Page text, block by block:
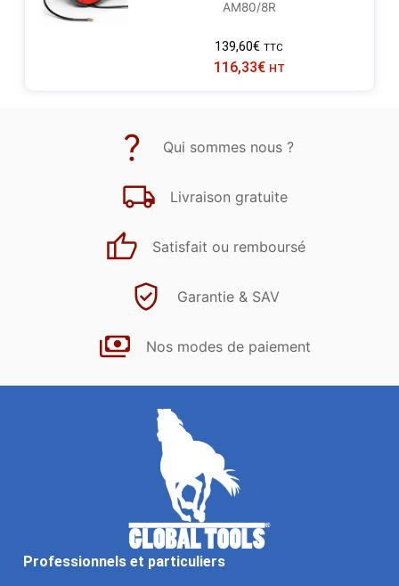
AM80/8R
139,60€ TTC
116,33€ HT
Qui sommes nous ?
Livraison gratuite
Satisfait ou remboursé
Garantie & SAV
Nos modes de paiement
Professionnels et particuliers